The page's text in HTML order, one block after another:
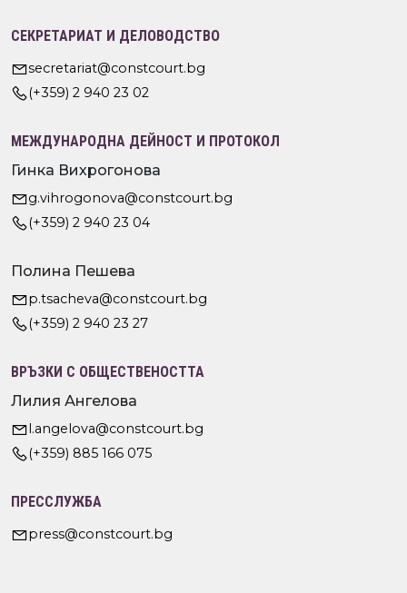
СЕКРЕТАРИАТ И ДЕЛОВОДСТВО
secretariat@constcourt.bg
(+359) 2 940 23 02
МЕЖДУНАРОДНА ДЕЙНОСТ И ПРОТОКОЛ
Гинка Вихрогонова
g.vihrogonova@constcourt.bg
(+359) 2 940 23 04
Полина Пешева
p.tsacheva@constcourt.bg
(+359) 2 940 23 27
ВРЪЗКИ С ОБЩЕСТВЕНОСТТА
Лилия Ангелова
l.angelova@constcourt.bg
(+359) 885 166 075
ПРЕССЛУЖБА
press@constcourt.bg